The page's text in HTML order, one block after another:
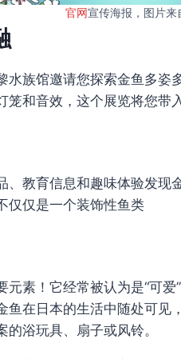
官网宣传海报，图片来
水族馆邀请您探索金鱼多姿
和音效，这个展览将您带
、教育信息和趣味体验发现
仅仅是一个装饰性鱼类
元素！它经常被认为是“可
鱼在日本的生活中随处可见
浴玩具、扇子或风铃。